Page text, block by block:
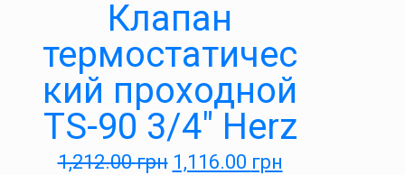
Клапан
термостатичес
кий проходной
TS-90 3/4″ Herz
1,212.00грн 1,116.00 грн